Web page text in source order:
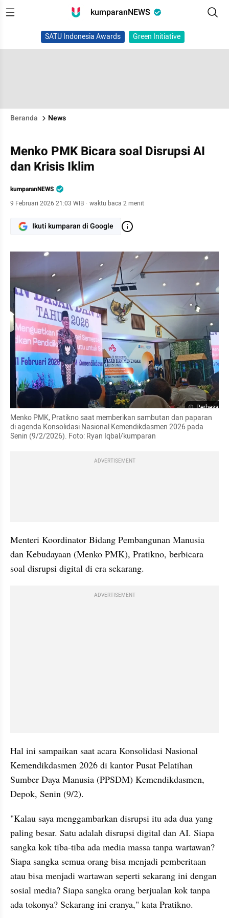
kumparanNEWS
SATU Indonesia Awards Green Initiative
Beranda News
Menko PMK Bicara soal Disrupsi AI
dan Krisis Iklim
kumparanNEWS
9 Februari 2026 21:03 WIB · waktu baca 2 menit
Ikuti kumparan di Google
Perbesar
Menko PMK, Pratikno saat memberikan sambutan dan paparan
di agenda Konsolidasi Nasional Kemendikdasmen 2026 pada
Senin (9/2/2026). Foto: Ryan Iqbal/kumparan
ADVERTISEMENT
Menteri Koordinator Bidang Pembangunan Manusia
dan Kebudayaan (Menko PMK), Pratikno, berbicara
soal disrupsi digital di era sekarang.
ADVERTISEMENT
Hal ini sampaikan saat acara Konsolidasi Nasional
Kemendikdasmen 2026 di kantor Pusat Pelatihan
Sumber Daya Manusia (PPSDM) Kemendikdasmen,
Depok, Senin (9/2).
"Kalau saya menggambarkan disrupsi itu ada dua yang
paling besar. Satu adalah disrupsi digital dan AI. Siapa
sangka kok tiba-tiba ada media massa tanpa wartawan?
Siapa sangka semua orang bisa menjadi pemberitaan
atau bisa menjadi wartawan seperti sekarang ini dengan
sosial media? Siapa sangka orang berjualan kok tanpa
ada tokonya? Sekarang ini eranya," kata Pratikno.